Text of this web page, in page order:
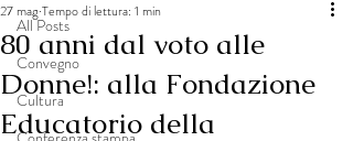
All Posts
Convegno
Cultura
80 anni dal voto alle
Donne!: alla Fondazione
Educatorio della
27 mag Tempo di lettura: 1 min